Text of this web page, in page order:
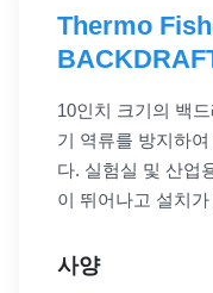
Thermo
10인치 크기의 백
기 역류를 방지하
다. 실험실 및 산업
이 뛰어나고 설치
사양